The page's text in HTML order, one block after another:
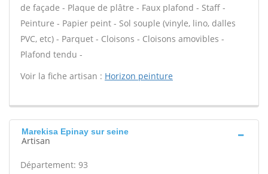
de façade - Plaque de plâtre - Faux plafond - Staff -
Peinture - Papier peint - Sol souple (vinyle, lino, dalles
PVC, etc) - Parquet - Cloisons - Cloisons amovibles -
Plafond tendu -
Voir la fiche artisan : Horizon peinture
Marekisa Epinay sur seine
Artisan
Département: 93